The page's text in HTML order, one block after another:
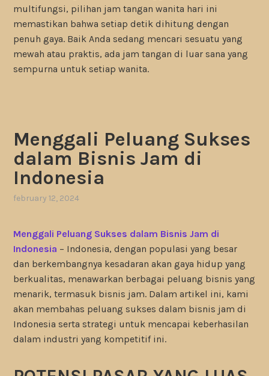
multifungsi, pilihan jam tangan wanita hari ini
memastikan bahwa setiap detik dihitung dengan
penuh gaya. Baik Anda sedang mencari sesuatu yang
mewah atau praktis, ada jam tangan di luar sana yang
sempurna untuk setiap wanita.
Menggali Peluang Sukses
dalam Bisnis Jam di
Indonesia
february 12, 2024
Menggali Peluang Sukses dalam Bisnis Jam di
Indonesia – Indonesia, dengan populasi yang besar
dan berkembangnya kesadaran akan gaya hidup yang
berkualitas, menawarkan berbagai peluang bisnis yang
menarik, termasuk bisnis jam. Dalam artikel ini, kami
akan membahas peluang sukses dalam bisnis jam di
Indonesia serta strategi untuk mencapai keberhasilan
dalam industri yang kompetitif ini.